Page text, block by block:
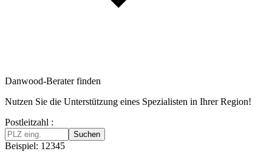
Danwood-Berater finden
Nutzen Sie die Unterstützung eines Spezialisten in Ihrer Region!
Postleitzahl :
Suchen
Beispiel: 12345